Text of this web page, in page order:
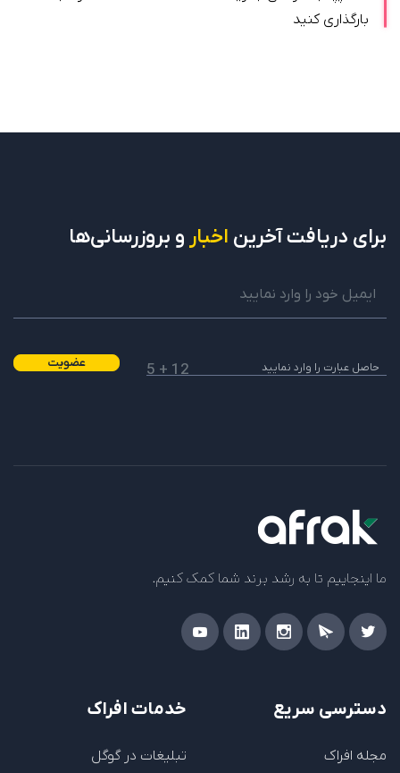
بارگذاری کنید
برای دریافتآخرین اخبار و بروزرسانی‌ها
12 + 5 عضویت
ما اینجاییم تا به رشد برند شما کمک کنیم.
دسترسی سریع
مجله افراک
خدمات افراک
تبلیغات در گوگل